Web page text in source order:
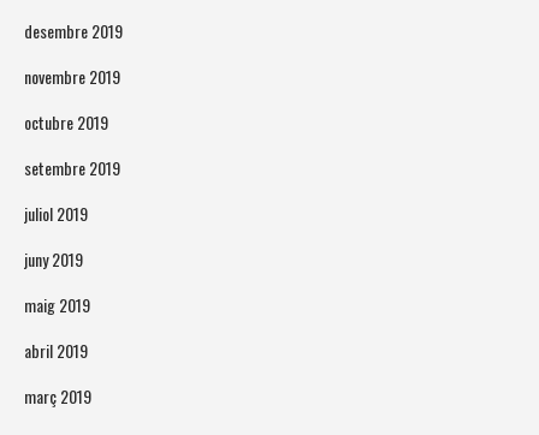
desembre 2019
novembre 2019
octubre 2019
setembre 2019
juliol 2019
juny 2019
maig 2019
abril 2019
març 2019